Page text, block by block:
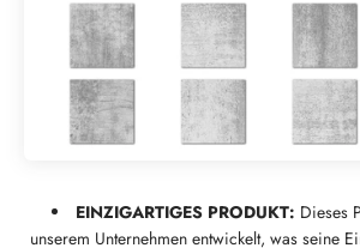
EINZIGARTIGES PRODUKT: Dieses
unserem Unternehmen entwickelt, was seine